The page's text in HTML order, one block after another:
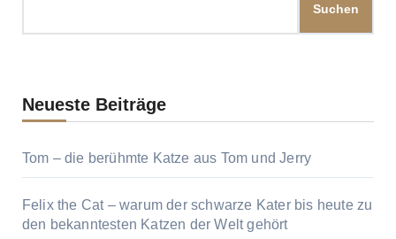
Suchen
Neueste Beiträge
Tom – die berühmte Katze aus Tom und Jerry
Felix the Cat – warum der schwarze Kater bis heute zu
den bekanntesten Katzen der Welt gehört